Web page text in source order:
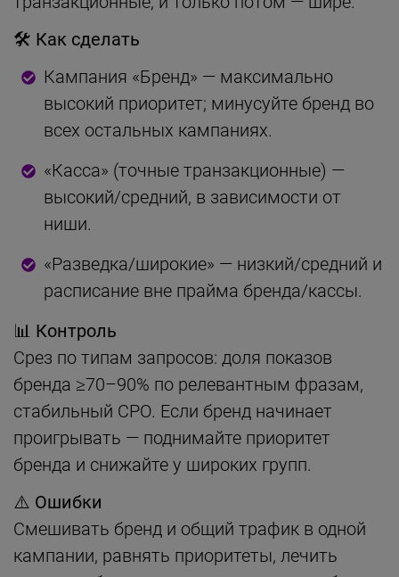
🛠 Как сделать
Кампания «Бренд» — максимально
высокий приоритет; минусуйте бренд во
всех остальных кампаниях.
«Касса» (точные транзакционные) —
высокий/средний, в зависимости от
ниши.
«Разведка/широкие» — низкий/средний и
расписание вне прайма бренда/кассы.
📊 Контроль
Срез по типам запросов: доля показов
бренда ≥70–90% по релевантным фразам,
стабильный CPO. Если бренд начинает
проигрывать — поднимайте приоритет
бренда и снижайте у широких групп.
⚠️ Ошибки
Смешивать бренд и общий трафик в одной
кампании, равнять приоритеты, лечить